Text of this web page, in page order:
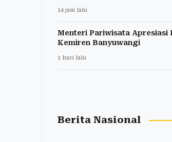
14 jam lalu
Menteri Pariwisata Apresiasi
Kemiren Banyuwangi
1 hari lalu
Berita Nasional